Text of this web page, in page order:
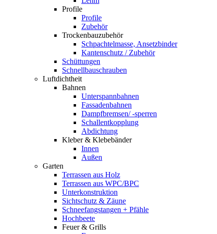
Profile
Profile
Zubehör
Trockenbauzubehör
Schpachtelmasse, Ansetzbinder
Kantenschutz / Zubehör
Schüttungen
Schnellbauschrauben
Luftdichtheit
Bahnen
Unterspannbahnen
Fassadenbahnen
Dampfbremsen/ -sperren
Schallentkopplung
Abdichtung
Kleber & Klebebänder
Innen
Außen
Garten
Terrassen aus Holz
Terrassen aus WPC/BPC
Unterkonstruktion
Sichtschutz & Zäune
Schneefangstangen + Pfähle
Hochbeete
Feuer & Grills